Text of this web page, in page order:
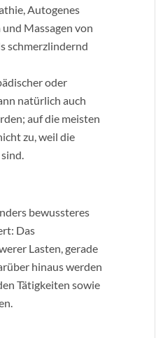
Autogenes
Massagen von
schmerzlindernd
oder
natürlich auch
auf die meisten
zu, weil die
bewussteres
Das
Lasten, gerade
hinaus werden
Tätigkeiten sowie